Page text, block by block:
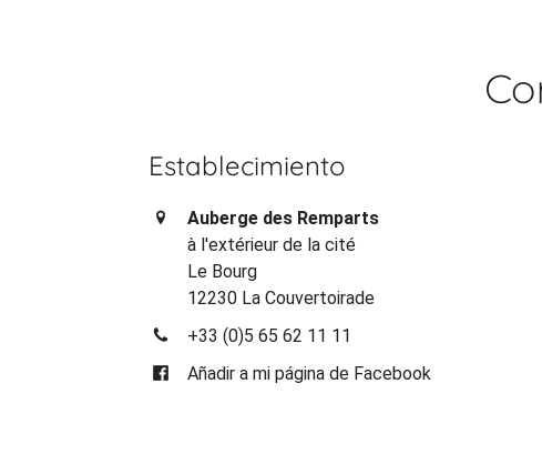
Establecimiento
Auberge des Remparts
à l'extérieur de la cité
Le Bourg
12230 La Couvertoirade
+33 (0)5 65 62 11 11
Añadir a mi página de Facebook